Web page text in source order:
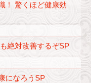
！ 驚くほど健康効
絶対改善するぞSP
になろうSP